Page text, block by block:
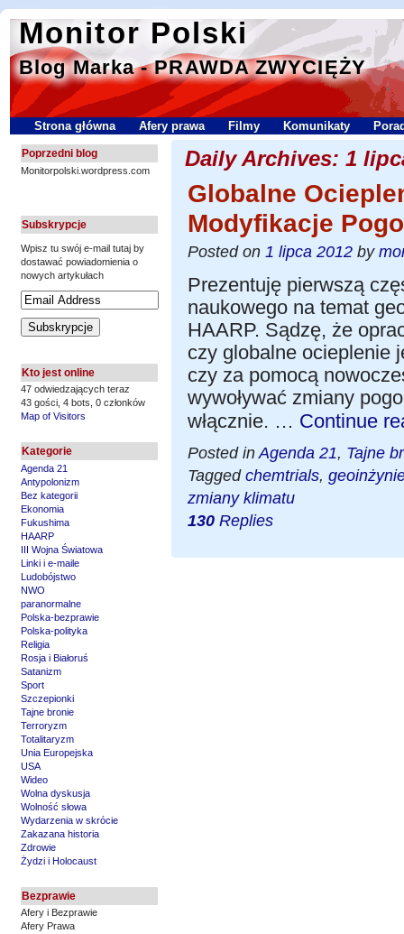
Monitor Polski
Blog Marka - PRAWDA ZWYCIĘŻY
Strona główna Afery prawa Filmy Komunikaty
Poprzedni blog
Monitorpolski.wordpress.com
Subskrypcje
Wpisz tu swój e-mail tutaj by
dostawać powiadomienia o
nowych artykułach
Kto jest online
47 odwiedzających teraz
43 gości, 4 bots, 0 członków
Map of Visitors
Kategorie
Agenda 21
Antypolonizm
Bez kategorii
Ekonomia
Fukushima
HAARP
III Wojna Światowa
Linki i e-maile
Ludobójstwo
NWO
paranormalne
Polska-bezprawie
Polska-polityka
Religia
Rosja i Białoruś
Satanizm
Sport
Szczepionki
Tajne bronie
Terroryzm
Totalitaryzm
Unia Europejska
USA
Wideo
Wolna dyskusja
Wolność słowa
Wydarzenia w skrócie
Zakazana historia
Zdrowie
Żydzi i Holocaust
Bezprawie
Afery i Bezprawie
Afery Prawa
Daily Archives: 1
Globalne
Modyfikacje
Posted on 1 lipca 2012 by
Prezentuję pierwszą
naukowego na temat
HAARP. Sądzę, że
czy globalne ocieplenie
czy za pomocą
wywoływać zmiany
włącznie. … Continue
Posted in Agenda 21, Tajne
Tagged chemtrials,
zmiany klimatu
130 Replies